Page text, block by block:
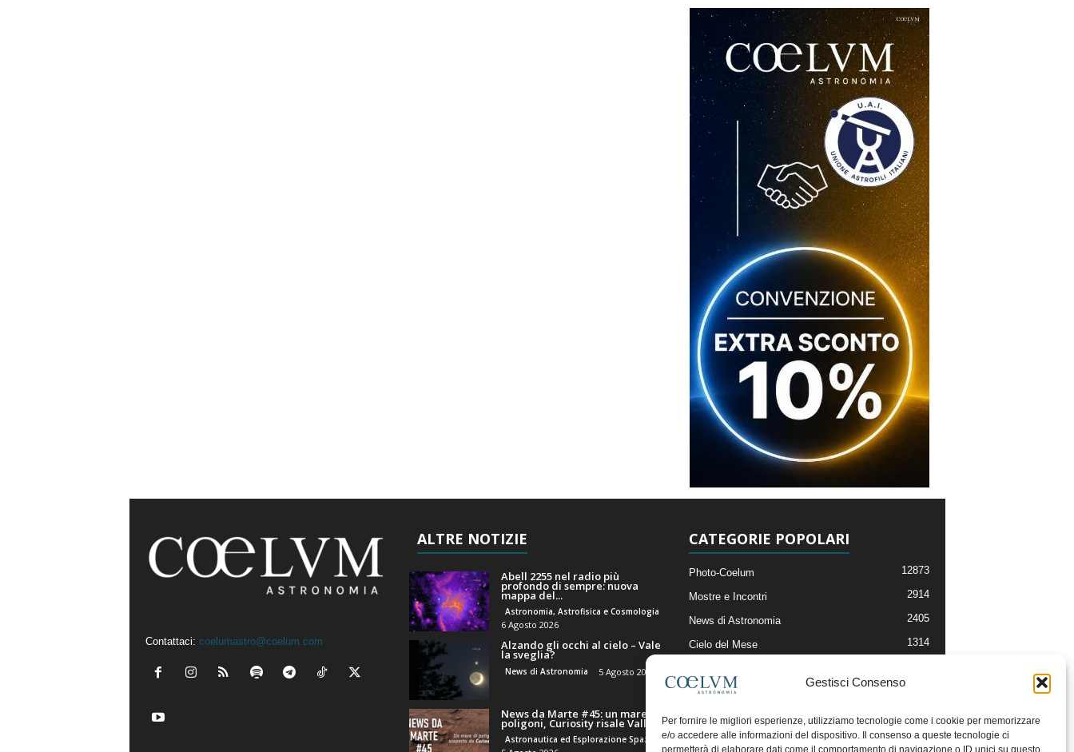
Gestisci Consenso
Per fornire le migliori esperienze, utilizziamo tecnologie come i cookie per memorizzare
e/o accedere alle informazioni del dispositivo. Il consenso a queste tecnologie ci
permetterà di elaborare dati come il comportamento di navigazione o ID unici su questo
Contattaci: coelumastro@coelum.com
ALTRE NOTIZIE
Abell 2255 nel radio più
profondo di sempre: nuova
mappa del...
Astronomia, Astrofisica e Cosmologia
6 Agosto 2026
Alzando gli occhi al cielo – Vale
la sveglia?
News di Astronomia 5 Agosto 2026
News da Marte #45: un mare di
poligoni, Curiosity risale Valle...
CATEGORIE POPOLARI
Photo-Coelum 12873
Mostre e Incontri 2914
News di Astronomia 2405
Cielo del Mese 1314
Articoli e Risorse On-Line
Il Blog della Redazione